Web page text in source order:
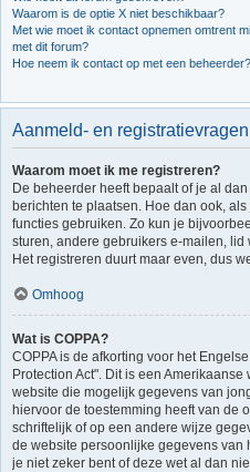
Waarom is de optie X niet beschikbaar?
Met wie moet ik contact opnemen omtrent
met dit forum?
Hoe neem ik contact op met een beheerder?
Aanmeld- en registratievragen
Waarom moet ik me registreren?
De beheerder heeft bepaalt of je al
berichten te plaatsen. Hoe dan ook,
functies gebruiken. Zo kun je
sturen, andere gebruikers e-mailen,
Het registreren duurt maar even, dus
Omhoog
Wat is COPPA?
COPPA is de afkorting voor het
Protection Act". Dit is een
website die mogelijk gegevens van
hiervoor de toestemming heeft van de
schriftelijk of op een andere wijze
de website persoonlijke gegevens van
je niet zeker bent of deze wet al dan